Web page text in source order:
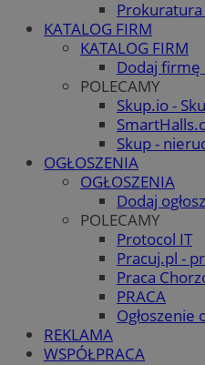
KATALOG FIRM
KATALOG FIRM
Dodaj firmę
POLECAMY
Skup.io -
Skup -
OGŁOSZENIA
OGŁOSZENIA
Dodaj
POLECAMY
Protocol IT
Pracuj.pl -
Praca
PRACA
Ogłoszenie
REKLAMA
WSPÓŁPRACA